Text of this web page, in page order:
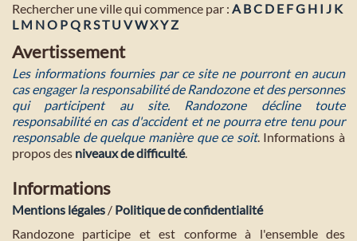
Rechercher une ville qui commence par : A BC D E FG H I J K
L M NO PQ RST U VWXYZ
Avertissement
Les informations fournies par ce site ne pourront en aucun
cas engager la responsabilité de Randozone et des personnes
qui participent au site. Randozone décline toute
responsabilité en cas d'accident et ne pourra etre tenu pour
responsable de quelque manière que ce soit. Informations à
propos des niveaux de difficulté.
Informations
Mentions légales / Politique de confidentialité
Randozone participe et est conforme à l'ensemble des